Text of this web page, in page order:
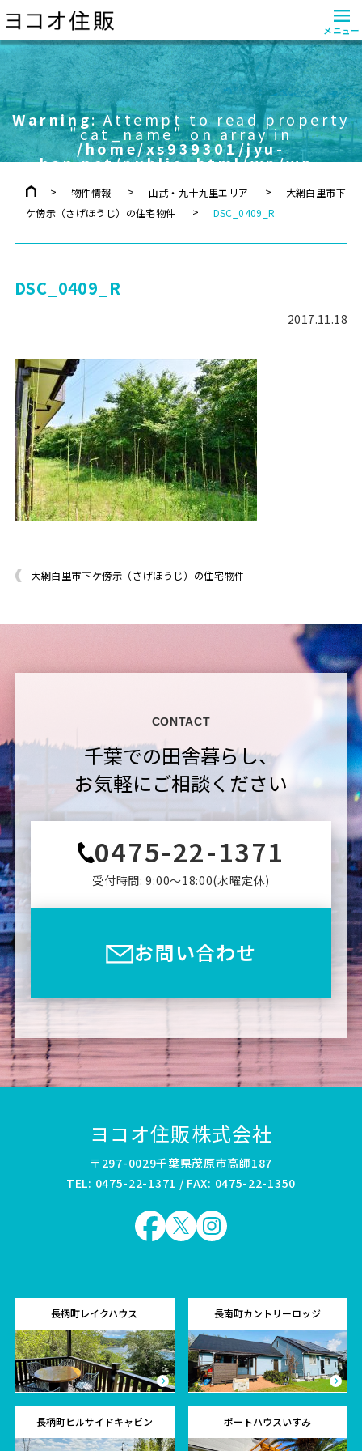
≡
メニュー
Warning: Attempt to read property
"cat_name" on array in
/home/xs939301/jyu-
han.net/public_html/wp/wp-
on line757
物件情報 山武・九十九里エリア
大網白里市下
ケ傍示（さげほうじ）の住宅物件
DSC_0409_R
DSC_0409_R
2017.11.18
大網白里市下ケ傍示（さげほうじ）の住宅物件
CONTACT
千葉での田舎暮らし、
お気軽にご相談ください
0475-22-1371
受付時間: 9:00〜18:00(⽔曜定休)
お問い合わせ
ヨコオ住販株式会社
〒297-0029千葉県茂原市高師187
TEL: 0475-22-1371 / FAX: 0475-22-1350
長柄町レイクハウス 長南町カントリーロッジ
長柄町ヒルサイドキャビン ポートハウスいすみ